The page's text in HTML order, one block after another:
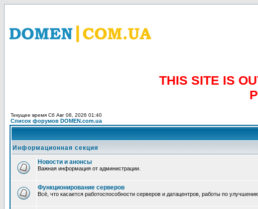
THIS SITE IS
Текущее время Сб Авг 08, 2026 01:40
Список форумов DOMEN.com.ua
Информационная секция
Новости и анонсы
Важная информация от администрации.
Функционирование серверов
Всё, что касается работоспособности серверов и датацентров, работы по